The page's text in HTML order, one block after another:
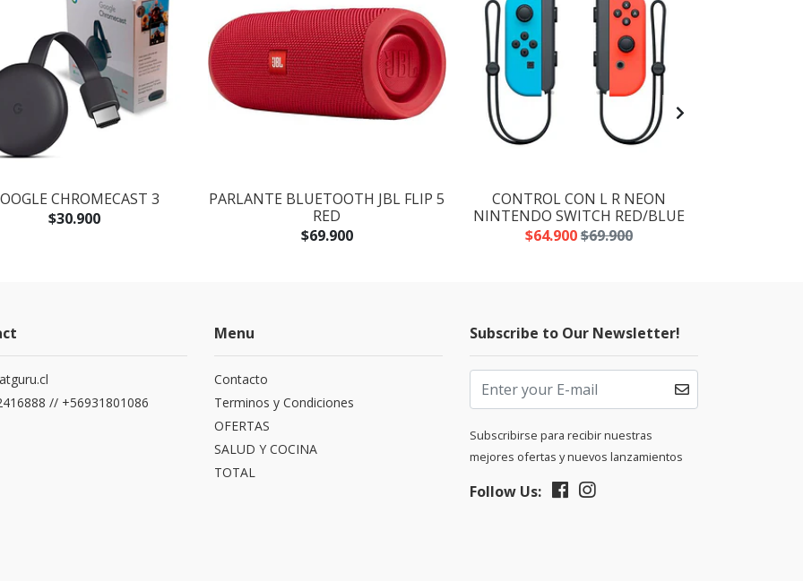
CHROMECAST 3
$30.900
PARLANTE BLUETOOTH JBL FLIP 5
RED
$69.900
CONTROL CON L R NEON
NINTENDO SWITCH RED/BLUE
$64.900$69.900
// +56931801086
Menu
Contacto
Terminos y Condiciones
OFERTAS
SALUD Y COCINA
TOTAL
Subscribe to Our Newsletter!
Subscribirse para recibir nuestras
mejores ofertas y nuevos lanzamientos
Follow Us: